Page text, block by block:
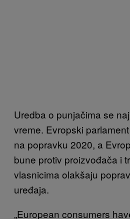
Uredba o punjačima se
vreme. Evropski
na popravku 2020, a
bune protiv proizvođača i
vlasnicima olakšaju
uređaja.
„European consumers